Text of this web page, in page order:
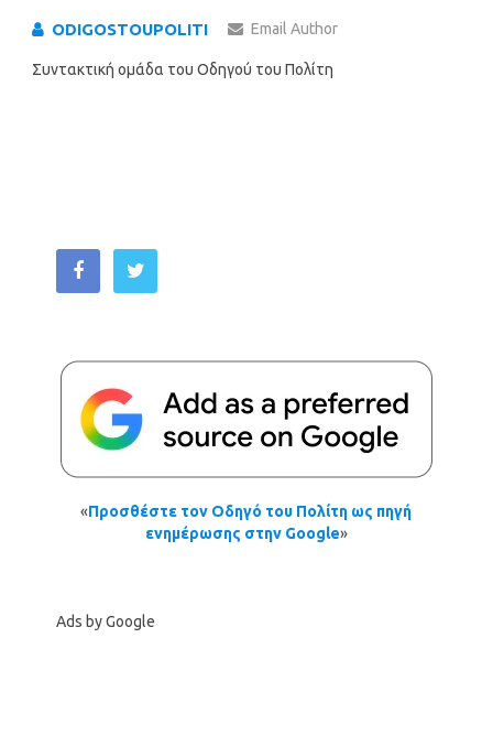
ODIGOSTOUPOLITI Email Author
Συντακτική ομάδα του Οδηγού του Πολίτη
«Προσθέστε τον Οδηγό του Πολίτη ως πηγή
ενημέρωσης στην Google»
Ads by Google